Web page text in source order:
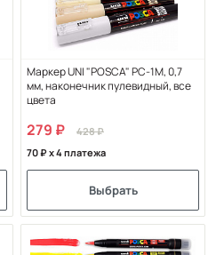
Маркер UNI "POSCA" PC-1M, 0,7
мм, наконечник пулевидный, все
цвета
279
428
70
x 4 платежа
Выбрать